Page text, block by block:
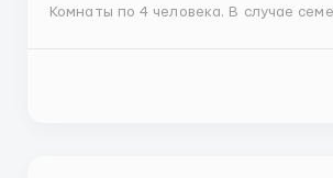
Комнаты по 4 человека. В случае